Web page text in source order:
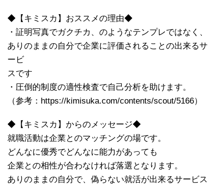
◆【キミスカ】おススメの理由◆
・証明写真でガクチカ、のようなテンプレではなく、
ありのままの自分で企業に評価されることの出来るサ
ービ
スです
・圧倒的制度の適性検査で自己分析を助けます。
（参考：https://kimisuka.com/contents/scout/5166）
◆【キミスカ】からのメッセージ◆
就職活動は企業とのマッチングの場です。
どんなに優秀でどんなに能力があっても
企業との相性が合わなければ落選となります。
ありのままの自分で、偽らない就活が出来るサービス